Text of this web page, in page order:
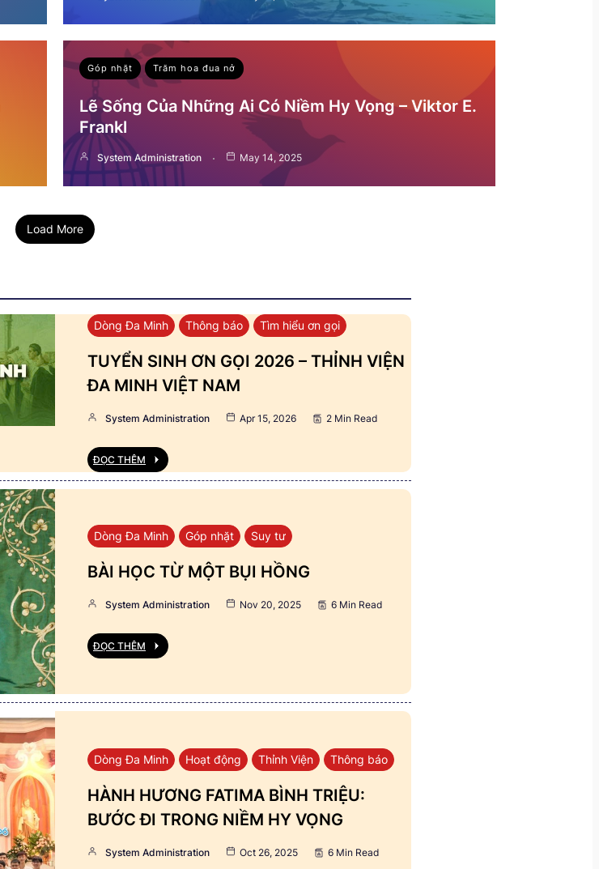
Góp nhặt Trăm hoa đua nở
Lẽ Sống Của Những Ai Có Niềm Hy Vọng – Viktor E.
Frankl
System Administration May 14, 2025
Load More
Dòng Đa Minh Thông báo Tìm hiểu ơn gọi
TUYỂN SINH ƠN GỌI 2026 – THỈNH VIỆN
ĐA MINH VIỆT NAM
System Administration Apr 15, 2026 2 Min Read
ĐỌC THÊM
Dòng Đa Minh Góp nhặt Suy tư
BÀI HỌC TỪ MỘT BỤI HỒNG
System Administration Nov 20, 2025 6 Min Read
ĐỌC THÊM
Dòng Đa Minh Hoạt động Thỉnh Viện Thông báo
HÀNH HƯƠNG FATIMA BÌNH TRIỆU:
BƯỚC ĐI TRONG NIỀM HY VỌNG
System Administration Oct 26, 2025 6 Min Read